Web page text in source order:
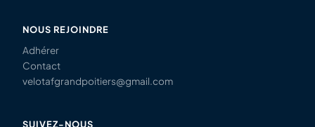
NOUS REJOINDRE
Adhérer
Contact
velotafgrandpoitiers@gmail.com
SUIVEZ-NOUS